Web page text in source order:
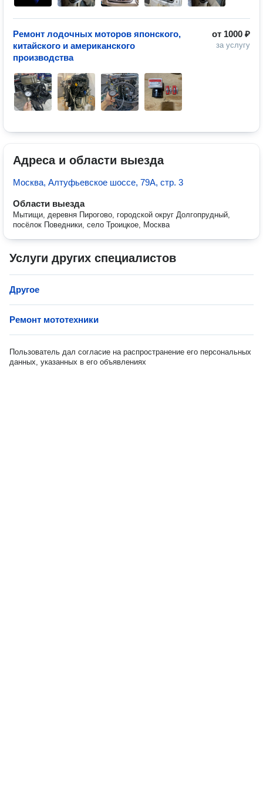
от 1000 ₽
за услугу
Ремонт лодочных моторов японского,
китайского и американского
производства
Адреса и области выезда
Москва, Алтуфьевское шоссе, 79А, стр. 3
Области выезда
Мытищи, деревня Пирогово, городской округ Долгопрудный,
посёлок Поведники, село Троицкое, Москва
Услуги других специалистов
Другое
Ремонт мототехники
Пользователь дал согласие на распространение его персональных
данных, указанных в его объявлениях